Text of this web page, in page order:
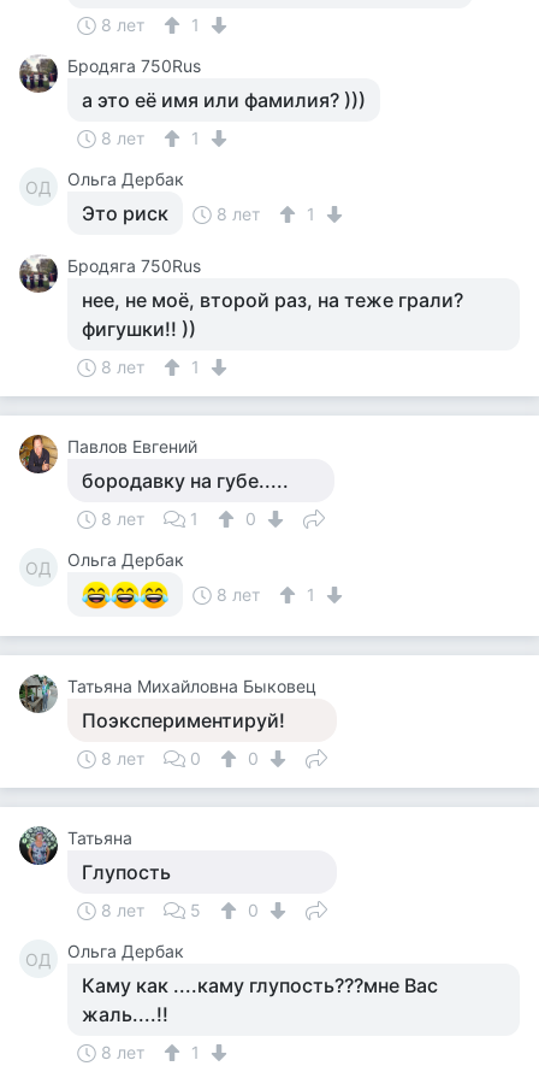
8 лет
1
Бродяга 750Rus
а это её имя или фамилия? )))
8 лет 1
ОД Ольга Дербак
Это риск 8 лет 1
Бродяга 750Rus
нее, не моё, второй раз, на теже грали?
фигушки!! ))
8 лет 1
Павлов Евгений
бородавку на губе.....
8 лет 1 0
ОД
Ольга Дербак
8 лет
1
Татьяна Михайловна Быковец
Поэкспериментируй!
8 лет 0 0
Татьяна
Глупость
8 лет 5 0
ОД Ольга Дербак
Каму как ....каму глупость???мне Вас
жаль....!!
8 лет 1